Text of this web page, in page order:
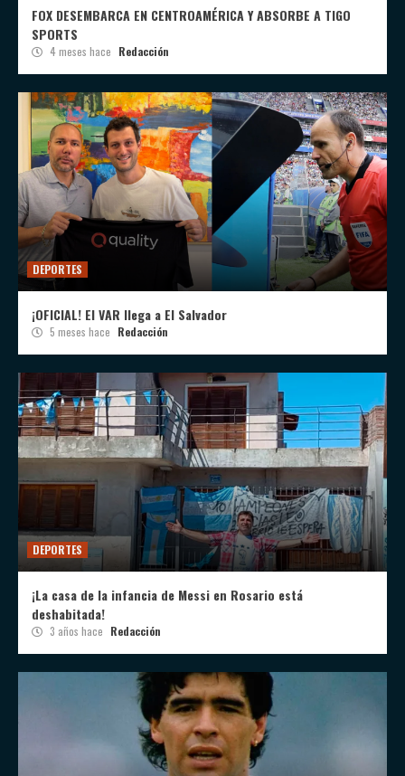
FOX DESEMBARCA EN CENTROAMÉRICA Y ABSORBE A TIGO
SPORTS
4 meses hace Redacción
DEPORTES
¡OFICIAL! El VAR llega a El Salvador
5 meses hace Redacción
DEPORTES
¡La casa de la infancia de Messi en Rosario está
deshabitada!
3 años hace Redacción